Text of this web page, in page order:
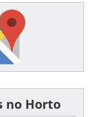
no Horto